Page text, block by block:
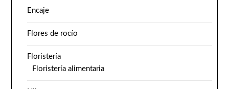
Encaje
Flores de rocío
Floristería
Floristería alimentaria